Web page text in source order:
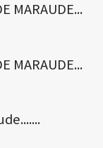
MARAUDE...
MARAUDE...